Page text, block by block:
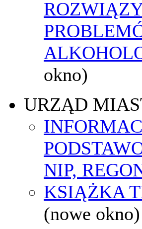
okno)
URZĄD
NIP,
KSIĄŻKA
(nowe okno)